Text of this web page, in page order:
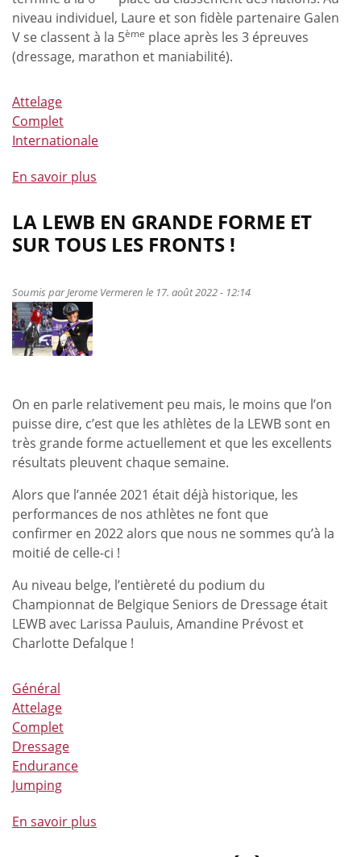
niveau individuel, Laure et son fidèle partenaire Galen
V se classent à la 5ème place après les 3 épreuves
(dressage, marathon et maniabilité).
Attelage
Complet
Internationale
En savoir plus
de
Laure
Philippot
au
1
cheval,
une
8ème
place
par
équipe
au
du
Monde
de
Concours
LA LEWB EN GRANDE FORME ET
SUR TOUS LES FRONTS !
Soumis parJerome Vermeren le 17. août 2022 - 12:14
On en parle relativement peu mais, le moins que l’on
puisse dire, c’est que les athlètes de la LEWB sont en
très grande forme actuellement et que les excellents
résultats pleuvent chaque semaine.
Alors que l’année 2021 était déjà historique, les
performances de nos athlètes ne font que
confirmer en 2022 alors que nous ne sommes qu’à la
moitié de celle-ci !
Au niveau belge, l’entièreté du podium du
Championnat de Belgique Seniors de Dressage était
LEWB avec Larissa Pauluis, Amandine Prévost et
Charlotte Defalque !
Général
Attelage
Complet
Dressage
Endurance
Jumping
En savoir plus